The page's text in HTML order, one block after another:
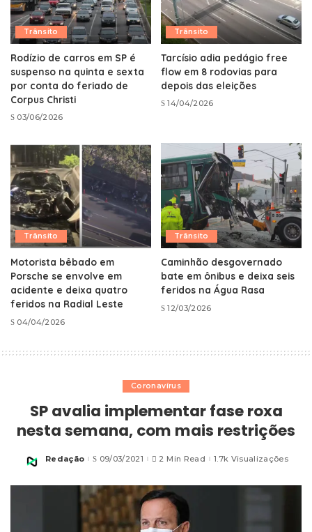
Trânsito
Rodízio de carros em SP é
suspenso na quinta e sexta
por conta do feriado de
Corpus Christi
03/06/2026
Trânsito
Tarcísio adia pedágio free
flow em 8 rodovias para
depois das eleições
14/04/2026
Trânsito
Motorista bêbado em
Porsche se envolve em
acidente e deixa quatro
feridos na Radial Leste
04/04/2026
Trânsito
Caminhão desgovernado
bate em ônibus e deixa seis
feridos na Água Rasa
12/03/2026
Coronavírus
SP avalia implementar fase roxa
nesta semana, com mais restrições
Posted
Redação 09/03/2021 2 Min Read 1.7k Visualizações